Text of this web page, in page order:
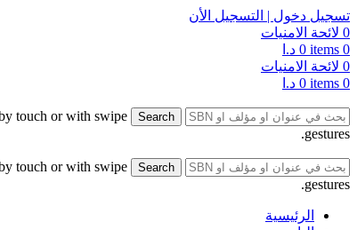
تسجيل دخول | التسجيل الأن
0 لائحة الامنيات
0
items
0 د.ا
0 لائحة الامنيات
0
items
0 د.ا
Search
touch or with swipe
gestures.
Search
touch or with swipe
gestures.
الرئيسية